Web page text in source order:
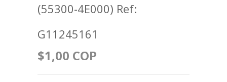
(55300-4E000) Ref:
G11245161
$1,00 COP